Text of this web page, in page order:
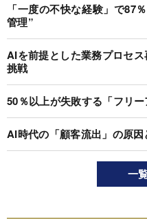
「一度の不快な経験」で
管理”
AIを前提とした業務プロセ
挑戦
50％以上が失敗する「フリ
AI時代の「顧客流出」の原因
一